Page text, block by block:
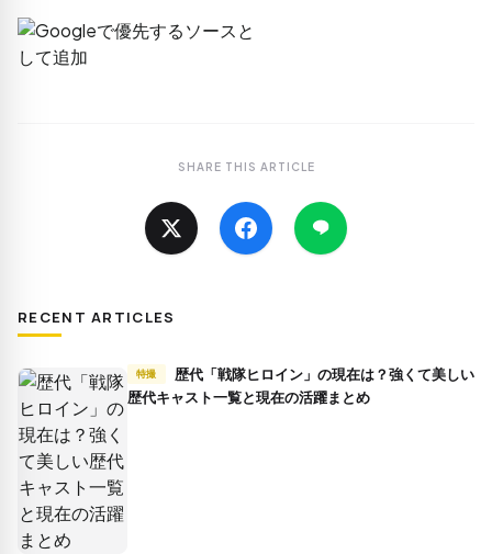
SHARE THIS ARTICLE
RECENT ARTICLES
特撮
歴代キャスト一覧と現在の活躍まとめ